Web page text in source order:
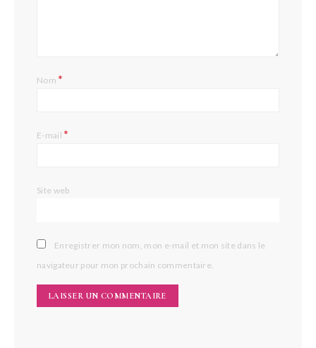
Nom*
E-mail*
Site web
Enregistrer mon nom, mon e-mail et mon site dans le
navigateur pour mon prochain commentaire.